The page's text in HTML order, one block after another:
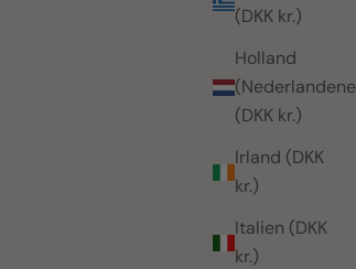
(DKK kr.)
Holland
(DKK kr.)
Irland (DKK
kr.)
Italien (DKK
kr.)